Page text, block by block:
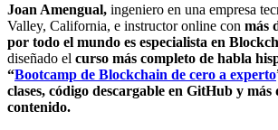
Joan Amengual, ingeniero en una empresa
Valley, California, e instructor online con más
por todo el mundo es especialista en
diseñado el curso más completo de habla
“Bootcamp de Blockchain de cero a experto
clases, código descargable en GitHub y más
contenido.